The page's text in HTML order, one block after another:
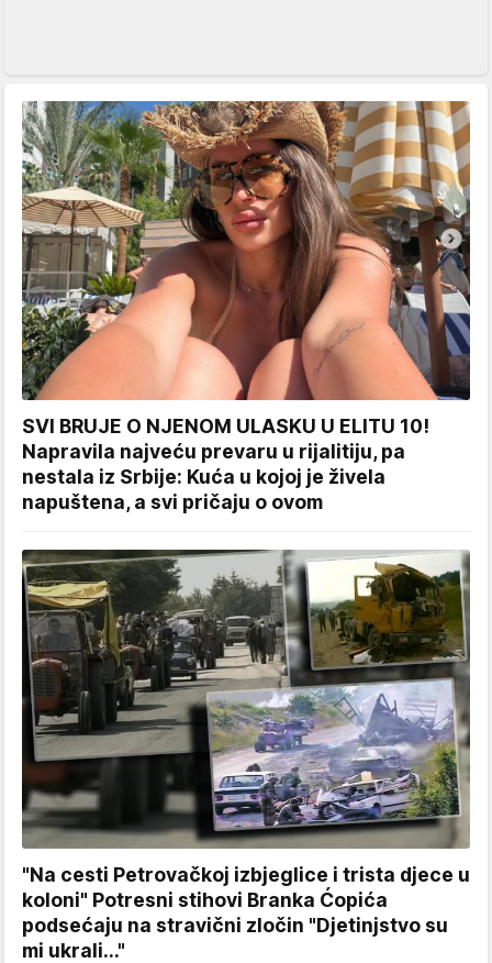
SVI BRUJE O NJENOM ULASKU U ELITU 10!
Napravila najveću prevaru u rijalitiju, pa
nestala iz Srbije: Kuća u kojoj je živela
napuštena, a svi pričaju o ovom
"Na cesti Petrovačkoj izbjeglice i trista djece u
koloni" Potresni stihovi Branka Ćopića
podsećaju na stravični zločin "Djetinjstvo su
mi ukrali..."